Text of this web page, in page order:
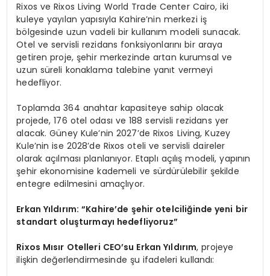
Rixos ve Rixos Living World Trade Center Cairo, iki
kuleye yayılan yapısıyla Kahire’nin merkezi iş
bölgesinde uzun vadeli bir kullanım modeli sunacak.
Otel ve servisli rezidans fonksiyonlarını bir araya
getiren proje, şehir merkezinde artan kurumsal ve
uzun süreli konaklama talebine yanıt vermeyi
hedefliyor.
Toplamda 364 anahtar kapasiteye sahip olacak
projede, 176 otel odası ve 188 servisli rezidans yer
alacak. Güney Kule’nin 2027’de Rixos Living, Kuzey
Kule’nin ise 2028’de Rixos oteli ve servisli daireler
olarak açılması planlanıyor. Etaplı açılış modeli, yapının
şehir ekonomisine kademeli ve sürdürülebilir şekilde
entegre edilmesini amaçlıyor.
Erkan Yıldırım:“Kahire’de şehir otelciliğinde yeni bir
standart oluşturmayı hedefliyoruz”
Rixos Mısır Otelleri CEO’su Erkan Yıldırım, projeye
ilişkin değerlendirmesinde şu ifadeleri kullandı: